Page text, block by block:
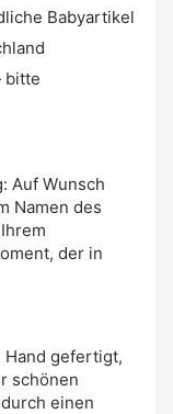
Babyartikel
bitte
Auf Wunsch
Namen des
der in
gefertigt,
schönen
einen